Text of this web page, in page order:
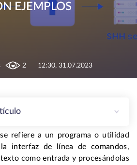
EJEMPLOS
2 12:30, 31.07.2023
refiere a un programa o utilidad
interfaz de línea de comandos,
como entrada y procesándolas